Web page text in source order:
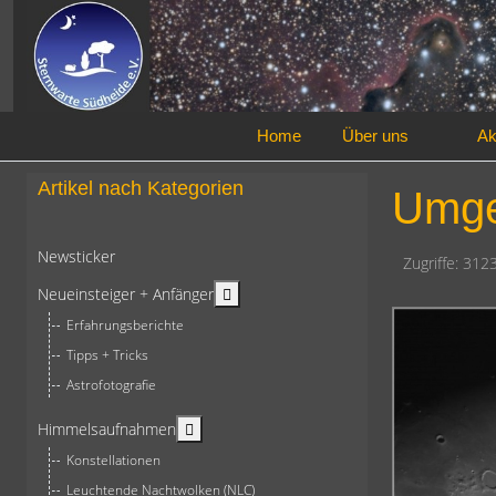
Home Über uns
Artikel nach Kategorien
Newsticker
Neueinsteiger + Anfänger
Erfahrungsberichte
Tipps + Tricks
Astrofotografie
Himmelsaufnahmen
Konstellationen
Leuchtende Nachtwolken (NLC)
Zugriffe: 3123